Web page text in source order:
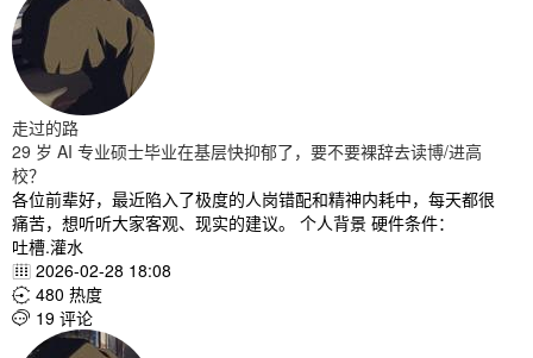
走过的路
29 岁 AI 专业硕士毕业在基层快抑郁了，要不要裸辞去读博/进高
校？
各位前辈好，最近陷入了极度的人岗错配和精神内耗中，每天都很
痛苦，想听听大家客观、现实的建议。 个人背景 硬件条件：
吐槽.灌水
 2026-02-28 18:08
 480 热度
 19 评论